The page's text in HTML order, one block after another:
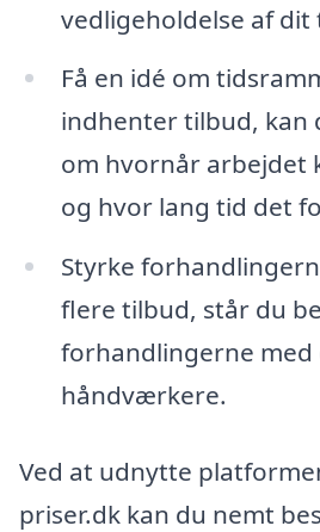
vedligeholdelse af dit
Få en idé om
indhenter tilbud, kan
om hvornår arbejdet
og hvor lang tid det
Styrke
flere tilbud, står du
forhandlingerne med
håndværkere.
Ved at udnytte
priser.dk kan du nemt